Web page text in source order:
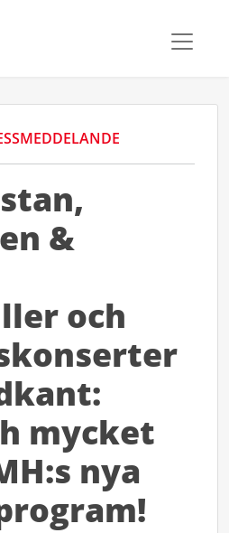
&
och
mycket
nya